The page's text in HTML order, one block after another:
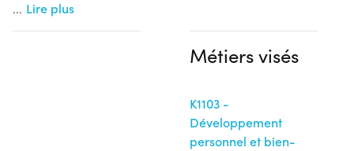
... Lire plus
Métiers visés
K1103 -
Développement
personnel et bien-